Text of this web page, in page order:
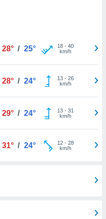
28° / 25° 18- 40
km/h
28° / 24° 13- 26
km/h
29° / 24° 13- 31
km/h
31° / 24° 12- 28
km/h